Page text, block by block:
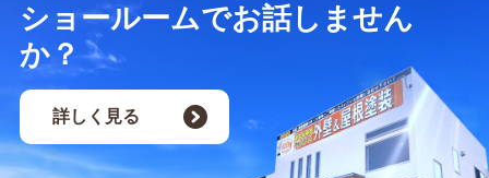
ショールームでお話しません
か？
詳しく見る